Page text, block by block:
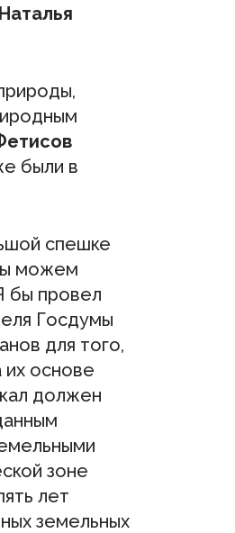
Наталья
были в
спешке
можем
бы провел
Госдумы
для того,
основе
должен
зоне
лет
земельных